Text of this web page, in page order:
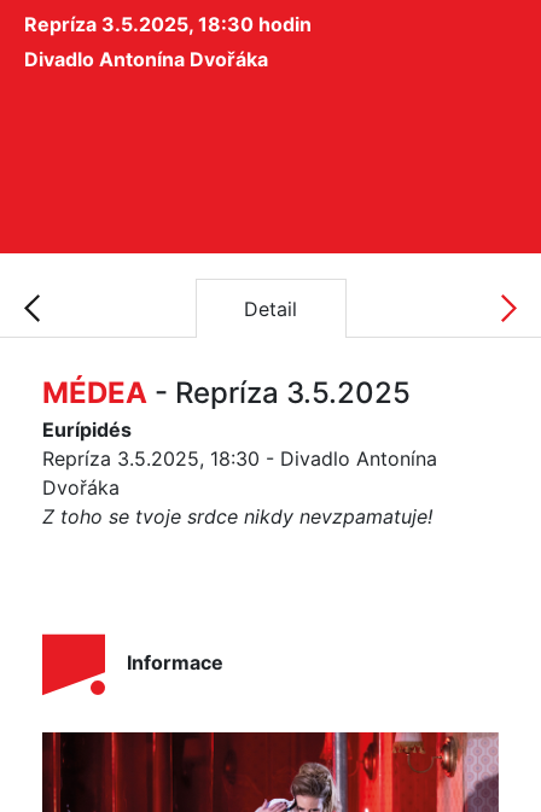
Repríza 3.5.2025, 18:30 hodin
Divadlo Antonína Dvořáka
Detail
MÉDEA - Repríza 3.5.2025
Eurípidés
Repríza 3.5.2025, 18:30 - Divadlo Antonína
Dvořáka
Z toho se tvoje srdce nikdy nevzpamatuje!
Informace